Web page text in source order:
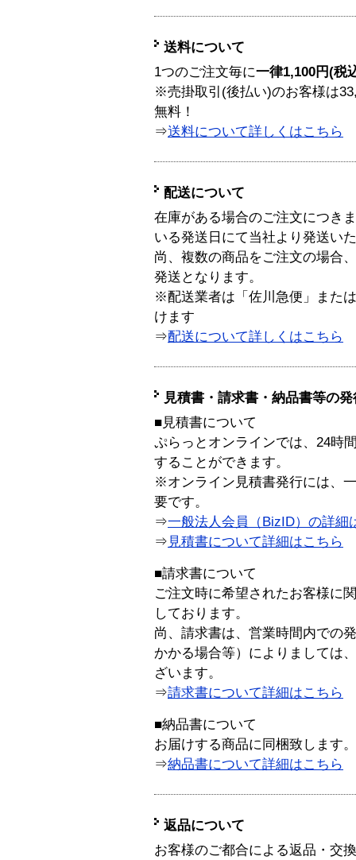
送料について
1つのご注文毎に一律1,100円(税
※売掛取引(後払い)のお客様は
無料！
⇒送料について詳しくはこちら
配送について
在庫がある場合のご注文につき
いる発送日にて当社より発送い
尚、複数の商品をご注文の場合
発送となります。
※配送業者は「佐川急便」また
けます
⇒配送について詳しくはこちら
見積書・請求書・納品書等の
■見積書について
ぷらっとオンラインでは、24時
することができます。
※オンライン見積書発行には、
要です。
⇒一般法人会員（BizID）の詳細
⇒ 見積書について詳細はこちら
■請求書について
ご注文時に希望されたお客様に
しております。
尚、請求書は、営業時間内での
かかる場合等）によりましては
ざいます。
⇒請求書について詳細はこちら
■納品書について
お届けする商品に同梱致します。
⇒納品書について詳細はこちら
返品について
お客様のご都合による返品・交